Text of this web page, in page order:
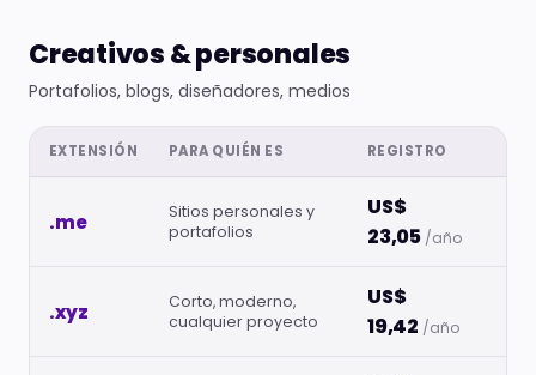
Creativos & personales
Portafolios, blogs, diseñadores, medios
EXTENSIÓN PARA QUIÉN ES REGISTRO
.me
Sitios personales y
portafolios
US$
23,05 /año
.xyz
Corto, moderno,
cualquier proyecto
US$
19,42 /año